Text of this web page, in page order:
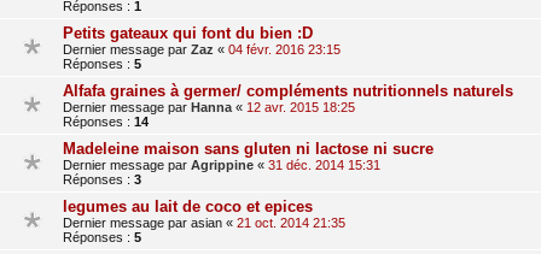
Réponses : 1
Petits gateaux qui font du bien :D
Dernier message par Zaz « 04 févr. 2016 23:15
Réponses : 5
Alfafa graines à germer/ compléments nutritionnels naturels
Dernier message par Hanna « 12 avr. 2015 18:25
Réponses : 14
Madeleine maison sans gluten ni lactose ni sucre
Dernier message par Agrippine « 31 déc. 2014 15:31
Réponses : 3
legumes au lait de coco et epices
Dernier message par asian « 21 oct. 2014 21:35
Réponses : 5